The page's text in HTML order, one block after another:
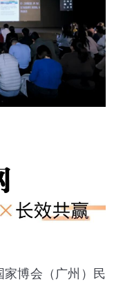
博会（广州）民